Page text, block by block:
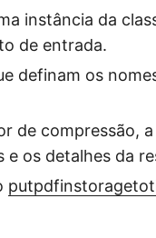
instância da
de entrada.
definam os
de compressão,
e os detalhes da